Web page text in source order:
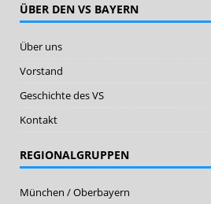
ÜBER DEN VS BAYERN
Über uns
Vorstand
Geschichte des VS
Kontakt
REGIONALGRUPPEN
München / Oberbayern